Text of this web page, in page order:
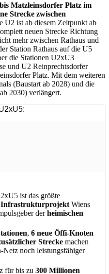
Matzleinsdorfer Platz im
Strecke zwischen
U2 ist ab diesem Zeitpunkt ab
neuen Strecke Richtung
mehr zwischen Rathaus und
Station Rathaus auf die U5
die Stationen U2xU3
und U2 Reinprechtsdorfer
Platz. Mit dem weiteren
(Baustart ab 2028) und die
2030) verlängert.
ist das größte
Infrastrukturprojekt Wiens
derheimischen
, 6 neue Öffi-Knoten
Strecke machen
Netz noch leistungsfähiger
für bis zu 300 Millionen